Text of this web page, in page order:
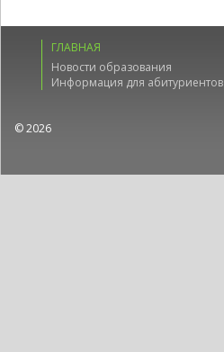
ГЛАВНАЯ
Новости образования
Информация для абитуриентов
© 2026